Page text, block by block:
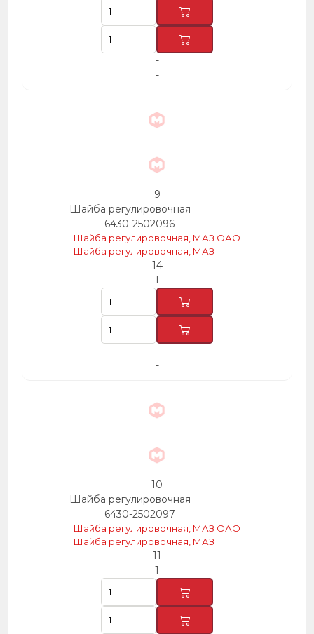
-
-
9
Шайба регулировочная
6430-2502096
Шайба регулировочная, МАЗ ОАО
Шайба регулировочная, МАЗ
14
1
-
-
10
Шайба регулировочная
6430-2502097
Шайба регулировочная, МАЗ ОАО
Шайба регулировочная, МАЗ
11
1